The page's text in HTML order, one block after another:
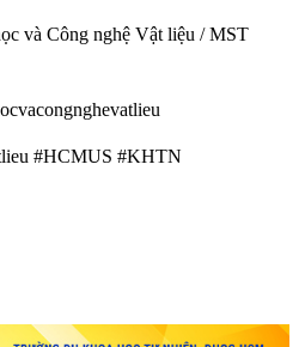
và Công nghệ Vật liệu / MST
#HCMUS #KHTN